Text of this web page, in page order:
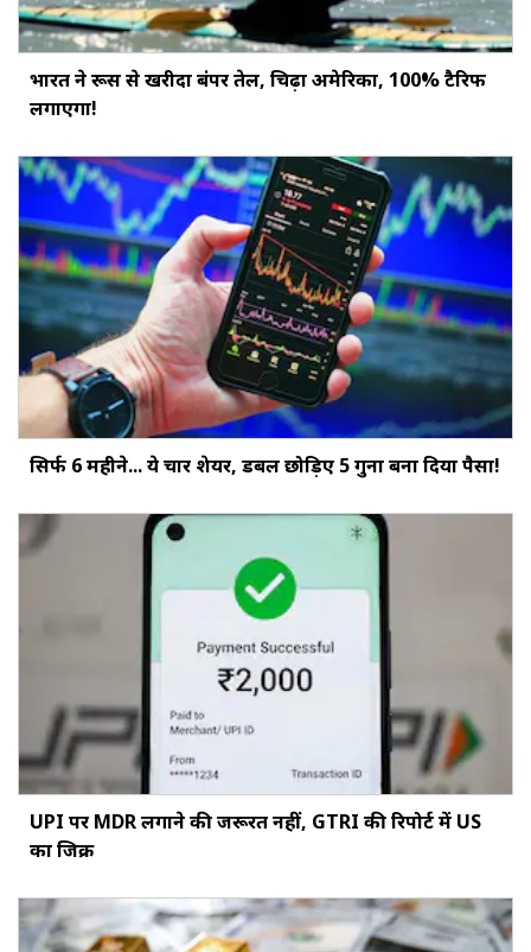
भारत ने रूस से खरीदा बंपर तेल, चिढ़ा अमेरिका, 100% टैरिफ
लगाएगा!
सिर्फ 6 महीने... ये चार शेयर, डबल छोड़‍िए 5 गुना बना दिया पैसा!
UPI पर MDR लगाने की जरूरत नहीं, GTRI की रिपोर्ट में US
का जिक्र